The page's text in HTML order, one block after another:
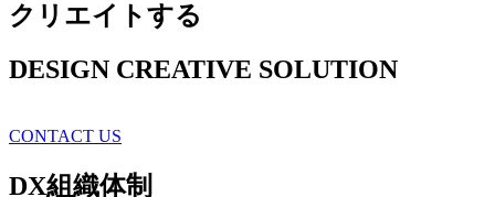
クリエイトする
DESIGN CREATIVE SOLUTION
CONTACT US
DX組織体制